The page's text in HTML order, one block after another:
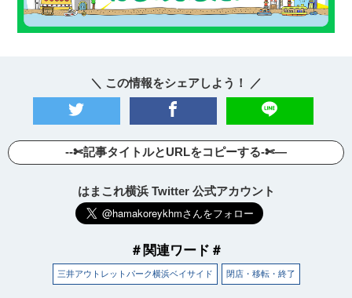
＼ この情報をシェアしよう！ ／
--✄記事タイトルとURLをコピーする-✄—
はまこれ横浜 Twitter 公式アカウント
＃関連ワード＃
三井アウトレットパーク横浜ベイサイド 閉店・移転・終了